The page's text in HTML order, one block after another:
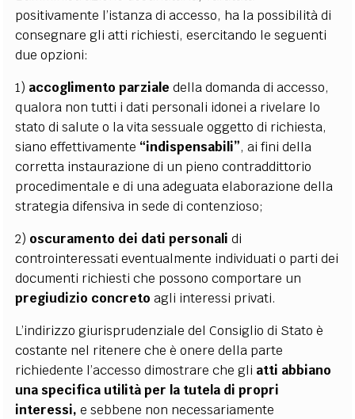
positivamente l’istanza di accesso, ha la possibilità di
consegnare gli atti richiesti, esercitando le seguenti
due opzioni:
1) accoglimento parziale della domanda di accesso,
qualora non tutti i dati personali idonei a rivelare lo
stato di salute o la vita sessuale oggetto di richiesta,
siano effettivamente “indispensabili”, ai fini della
corretta instaurazione di un pieno contraddittorio
procedimentale e di una adeguata elaborazione della
strategia difensiva in sede di contenzioso;
2) oscuramento dei dati personali di
controinteressati eventualmente individuati o parti dei
documenti richiesti che possono comportare un
pregiudizio concreto agli interessi privati.
L’indirizzo giurisprudenziale del Consiglio di Stato è
costante nel ritenere che è onere della parte
richiedente l’accesso dimostrare che gli atti abbiano
una specifica utilità per la tutela di propri
interessi, e sebbene non necessariamente